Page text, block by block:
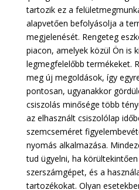
tartozik ez a
alapvetően befolyásolja a
megjelenését. Rengeteg
piacon, amelyek közül Ön is
legmegfelelőbb termékeket.
meg új megoldások, így
pontosan, ugyanakkor
csiszolás minősége több
az elhasznált csiszolólap
szemcseméret
nyomás alkalmazása.
tud ügyelni, ha
szerszámgépet, és a
tartozékokat. Olyan